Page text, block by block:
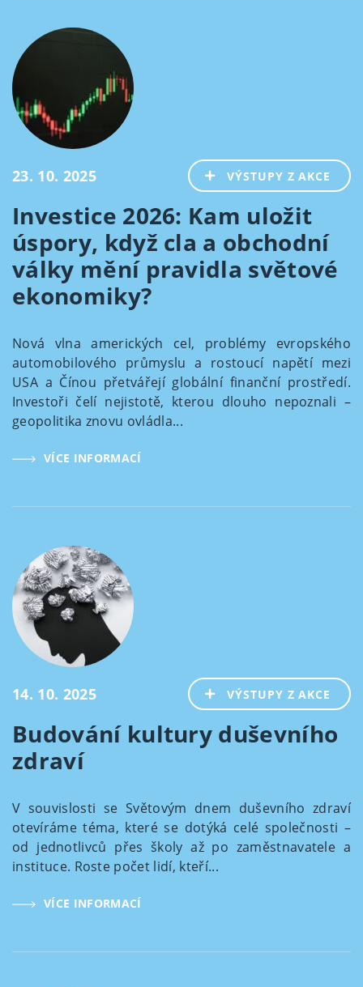
23. 10. 2025 VÝSTUPY Z AKCE
Investice 2026: Kam uložit
úspory, když cla a obchodní
války mění pravidla světové
ekonomiky?
Nová vlna amerických cel, problémy evropského
automobilového průmyslu a rostoucí napětí mezi
USA a Čínou přetvářejí globální finanční prostředí.
Investoři čelí nejistotě, kterou dlouho nepoznali –
geopolitika znovu ovládla...
VÍCE INFORMACÍ
14. 10. 2025 VÝSTUPY Z AKCE
Budování kultury duševního
zdraví
V souvislosti se Světovým dnem duševního zdraví
otevíráme téma, které se dotýká celé společnosti –
od jednotlivců přes školy až po zaměstnavatele a
instituce. Roste počet lidí, kteří...
VÍCE INFORMACÍ